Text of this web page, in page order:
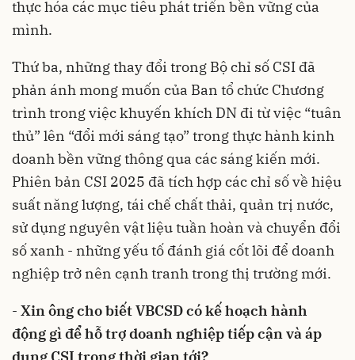
thực hóa các mục tiêu phát triển bền vững của
mình.
Thứ ba, những thay đổi trong Bộ chỉ số CSI đã
phản ánh mong muốn của Ban tổ chức Chương
trình trong việc khuyến khích DN đi từ việc “tuân
thủ” lên “đổi mới sáng tạo” trong thực hành kinh
doanh bền vững thông qua các sáng kiến mới.
Phiên bản CSI 2025 đã tích hợp các chỉ số về hiệu
suất năng lượng, tái chế chất thải, quản trị nước,
sử dụng nguyên vật liệu tuần hoàn và chuyển đổi
số xanh - những yếu tố đánh giá cốt lõi để doanh
nghiệp trở nên cạnh tranh trong thị trường mới.
- Xin ông cho biết VBCSD có kế hoạch hành
động gì để hỗ trợ doanh nghiệp tiếp cận và áp
dụng CSI trong thời gian tới?